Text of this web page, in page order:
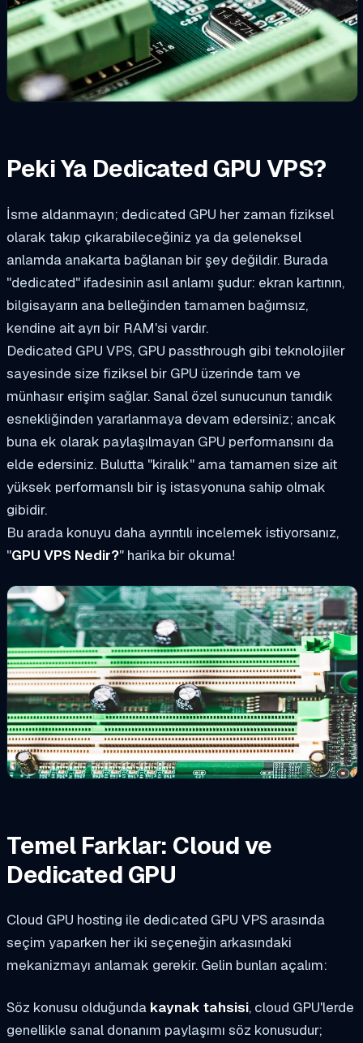
Peki Ya Dedicated GPU VPS?
İsme aldanmayın; dedicated GPU her zaman fiziksel
olarak takıp çıkarabileceğiniz ya da geleneksel
anlamda anakarta bağlanan bir şey değildir. Burada
"dedicated" ifadesinin asıl anlamı şudur: ekran kartının,
bilgisayarın ana belleğinden tamamen bağımsız,
kendine ait ayrı bir RAM'si vardır.
Dedicated GPU VPS, GPU passthrough gibi teknolojiler
sayesinde size fiziksel bir GPU üzerinde tam ve
münhasır erişim sağlar. Sanal özel sunucunun tanıdık
esnekliğinden yararlanmaya devam edersiniz; ancak
buna ek olarak paylaşılmayan GPU performansını da
elde edersiniz. Bulutta "kiralık" ama tamamen size ait
yüksek performanslı bir iş istasyonuna sahip olmak
gibidir.
Bu arada konuyu daha ayrıntılı incelemek istiyorsanız,
"GPU VPS Nedir?" harika bir okuma!
Temel Farklar: Cloud ve
Dedicated GPU
Cloud GPU hosting ile dedicated GPU VPS arasında
seçim yaparken her iki seçeneğin arkasındaki
mekanizmayı anlamak gerekir. Gelin bunları açalım:
Söz konusu olduğunda kaynak tahsisi, cloud GPU'lerde
genellikle sanal donanım paylaşımı söz konusudur;